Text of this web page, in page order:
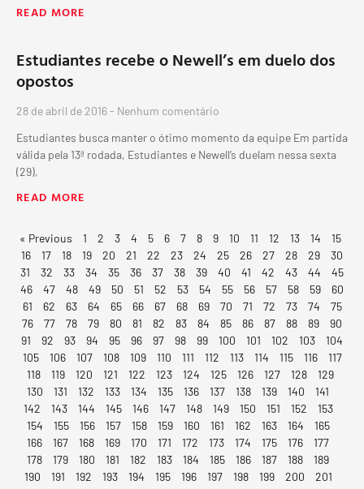
READ MORE
Estudiantes recebe o Newell’s em duelo dos
opostos
28 de abril de 2016
Nenhum comentário
Estudiantes busca manter o ótimo momento da equipe Em partida
válida pela 13ª rodada, Estudiantes e Newell’s duelam nessa sexta
(29),
READ MORE
« Previous 1 2 3 4 5 6 7 8 9 10 11 12 13 14
15
16
17 18 19 20 21 22 23 24 25 26 27 28 29
30
31
32 33 34 35 36 37 38 39 40 41 42 43 44
45
46
47 48 49 50 51 52 53 54 55 56 57 58 59
60
61
62 63 64 65 66 67 68 69 70 71 72 73 74
75
76
77 78 79 80 81 82 83 84 85 86 87 88 89
90
91
92 93 94 95 96 97 98 99 100 101 102 103
104
105
106 107 108 109 110 111 112 113 114 115 116
117
118
119 120 121 122 123 124 125 126 127 128
129
130
131 132 133 134 135 136 137 138 139 140
141
142
143 144 145 146 147 148 149 150 151 152
153
154
155 156 157 158 159 160 161 162 163 164
165
166
167 168 169 170 171 172 173 174 175 176
177
178
179 180 181 182 183 184 185 186 187 188
189
190
191 192 193 194 195 196 197 198 199 200
201